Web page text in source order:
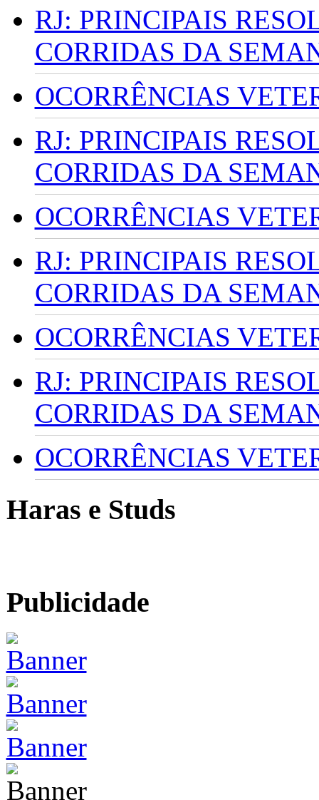
RJ: PRINCIPAIS
CORRIDAS DA
OCORRÊNCIAS
RJ: PRINCIPAIS
CORRIDAS DA
OCORRÊNCIAS
RJ: PRINCIPAIS
CORRIDAS DA
OCORRÊNCIAS
RJ: PRINCIPAIS
CORRIDAS DA
OCORRÊNCIAS
Haras e Studs
Publicidade